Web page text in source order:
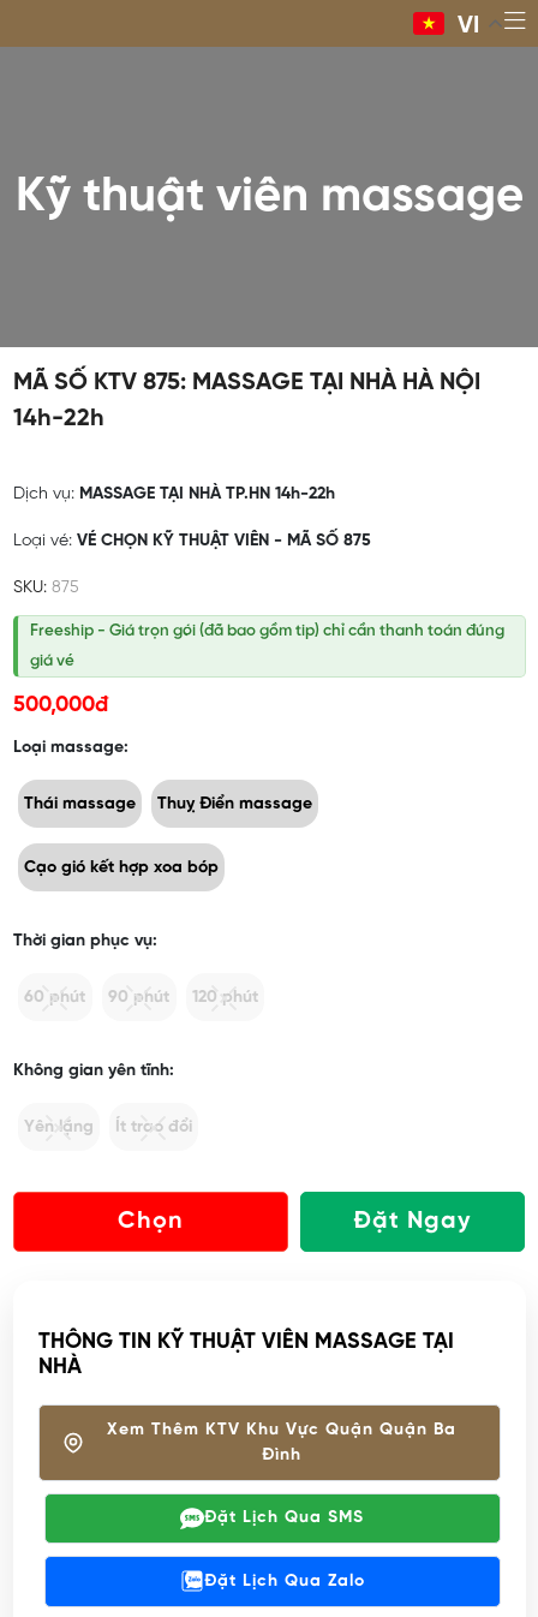
VI
Kỹ thuật viên massage
MÃ SỐ KTV 875: MASSAGE TẠI NHÀ HÀ NỘI
14h-22h
Dịch vụ:MASSAGE TẠI NHÀ TP.HN 14h-22h
Loại vé:VÉ CHỌN KỸ THUẬT VIÊN - MÃ SỐ 875
SKU: 875
Freeship - Giá trọn gói (đã bao gồm tip) chỉ cần thanh toán đúng
giá vé
500,000đ
Loại massage:
Thái massage Thuỵ Điển massage
Cạo gió kết hợp xoa bóp
Thời gian phục vụ:
60 phút 90 phút 120 phút
Không gian yên tĩnh:
Yên lặng Ít trao đổi
Chọn Đặt Ngay
THÔNG TIN KỸ THUẬT VIÊN MASSAGE TẠI
NHÀ
Xem Thêm KTV Khu Vực Quận Quận Ba
Đình
Đặt Lịch Qua SMS
Đặt Lịch Qua Zalo